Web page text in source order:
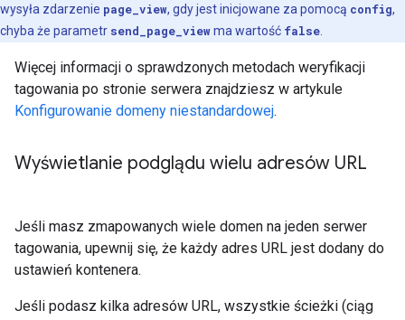
wysyła zdarzenie page_view, gdy jest inicjowane za pomocą config,
chyba że parametr send_page_viewma wartość false.
Więcej informacji o sprawdzonych metodach weryfikacji
tagowania po stronie serwera znajdziesz w artykule
Konfigurowanie domeny niestandardowej.
Wyświetlanie podglądu wielu adresów URL
Jeśli masz zmapowanych wiele domen na jeden serwer
tagowania, upewnij się, że każdy adres URL jest dodany do
ustawień kontenera.
Jeśli podasz kilka adresów URL, wszystkie ścieżki (ciąg